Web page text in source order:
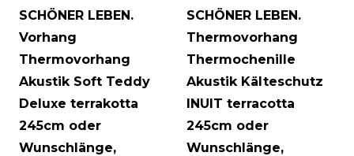
SCHÖNER LEBEN.
Vorhang
Thermovorhang
Akustik Soft Teddy
Deluxe terrakotta
245cm oder
Wunschlänge,
SCHÖNER LEBEN.
Thermovorhang
Thermochenille
Akustik Kälteschutz
INUIT terracotta
245cm oder
Wunschlänge,